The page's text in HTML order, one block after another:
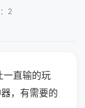
2
一直输的玩
，有需要的